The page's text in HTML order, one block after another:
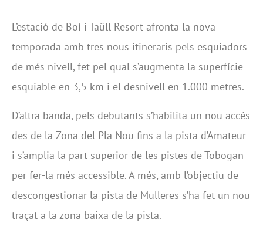
L’estació de Boí i Taüll Resort afronta la nova
temporada amb tres nous itineraris pels esquiadors
de més nivell, fet pel qual s’augmenta la superfície
esquiable en 3,5 km i el desnivell en 1.000 metres.
D’altra banda, pels debutants s’habilita un nou accés
des de la Zona del Pla Nou fins a la pista d’Amateur
i s’amplia la part superior de les pistes de Tobogan
per fer-la més accessible. A més, amb l’objectiu de
descongestionar la pista de Mulleres s’ha fet un nou
traçat a la zona baixa de la pista.